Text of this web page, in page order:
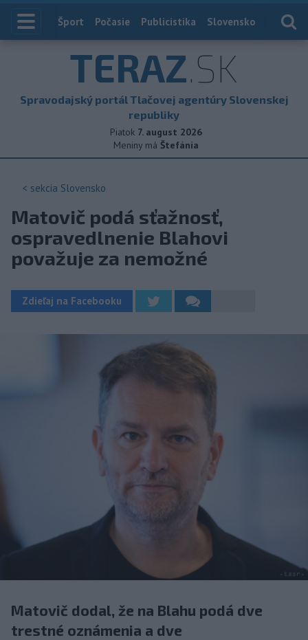
Index
Šport Počasie Publicistika Slovensko
TERAZ.SK
Spravodajský portál Tlačovej agentúry Slovenskej
republiky
Piatok 7. august 2026
Meniny má Štefánia
< sekcia Slovensko
Matovič podá sťažnosť,
ospravedlnenie Blahovi
považuje za nemožné
Zdieľaj na Facebooku
Matovič dodal, že na Blahu podá dve
trestné oznámenia a dve